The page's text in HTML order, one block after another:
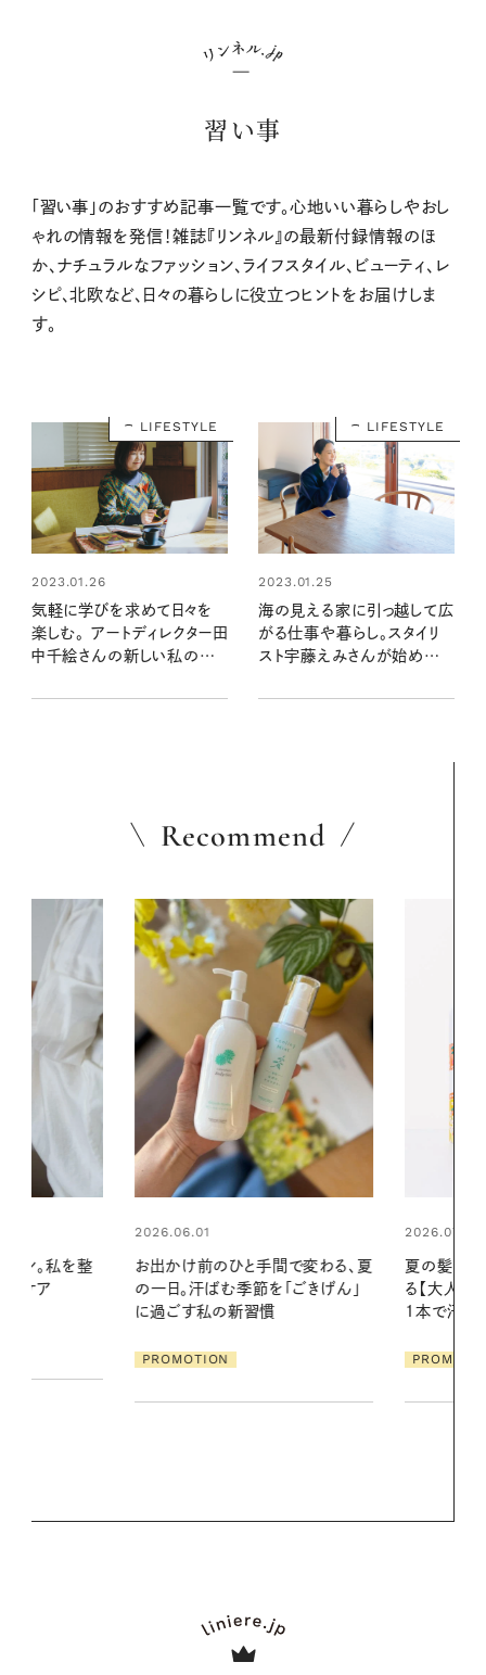
習い事
「習い事」のおすすめ記事一覧です。心地いい暮らしやおし
ゃれの情報を発信！雑誌『リンネル』の最新付録情報のほ
か、ナチュラルなファッション、ライフスタイル、ビューティ、レ
シピ、北欧など、日々の暮らしに役立つヒントをお届けしま
す。
LIFESTYLE
2023.01.26
気軽に学びを求めて日々を
楽しむ。 アートディレクター田
中千絵さんの新しい私のは
LIFESTYLE
2023.01.25
海の見える家に引っ越して広
がる仕事や暮らし。スタイリ
スト宇藤えみさんが始めた
Recommend
ン。私を整
ケア
2026.06.01
お出かけ前のひと手間で変わる、夏
の一日。汗ばむ季節を「ごきげん」
に過ごす私の新習慣
PROMOTION
2026.07.24
夏の髪と心
る【大人気の
1本で汗ば